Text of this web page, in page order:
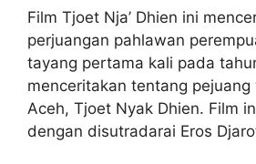
Film Tjoet Nja’ Dhien ini
perjuangan pahlawan
tayang pertama kali pada
menceritakan tentang pejuang
Aceh, Tjoet Nyak Dhien. Film
dengan disutradarai Eros